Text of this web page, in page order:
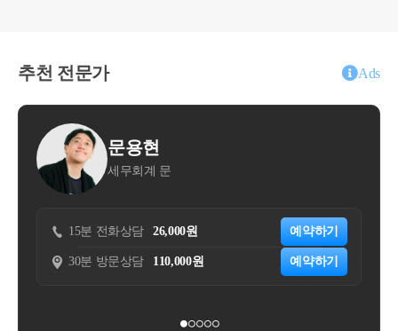
추천 전문가 Ads
문용현
세무회계 문
전화상담 26,000원
방문상담 110,000원
15분 전화상담
30분 방문상담